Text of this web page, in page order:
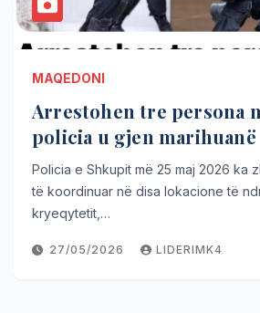
MAQEDONI
Arrestohen tre persona
policia u gjen marihuanë
Policia e Shkupit më 25 maj 2026 ka
të koordinuar në disa lokacione të
kryeqytetit,…
27/05/2026 LIDERIMK4